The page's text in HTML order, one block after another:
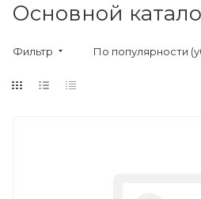
Основной
Фильтр По популярности